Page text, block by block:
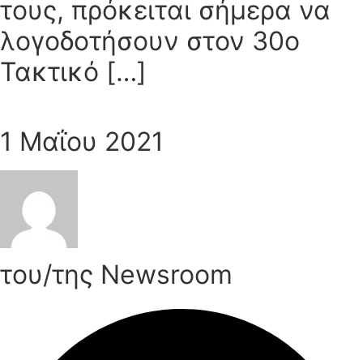
τους, πρόκειται σήμερα να
λογοδοτήσουν στον 30ο
Τακτικό […]
1 Μαΐου 2021
του/της Newsroom